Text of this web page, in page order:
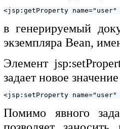
в генерируемый
экземпляра Bean,
Элемент
задает новое
Помимо явного